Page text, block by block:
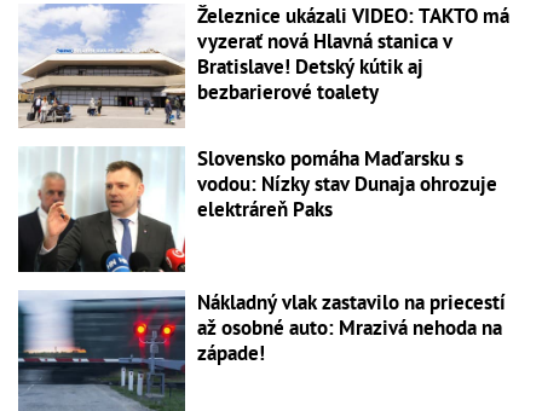
Železnice ukázali VIDEO: TAKTO má
vyzerať nová Hlavná stanica v
Bratislave! Detský kútik aj
bezbarierové toalety
Slovensko pomáha Maďarsku s
vodou: Nízky stav Dunaja ohrozuje
elektráreň Paks
Nákladný vlak zastavilo na priecestí
až osobné auto: Mrazivá nehoda na
západe!